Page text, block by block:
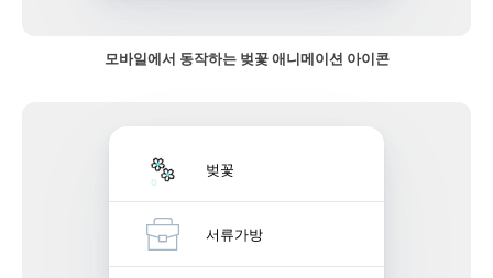
모바일에서 동작하는 벚꽃 애니메이션 아이콘
벚꽃
서류가방